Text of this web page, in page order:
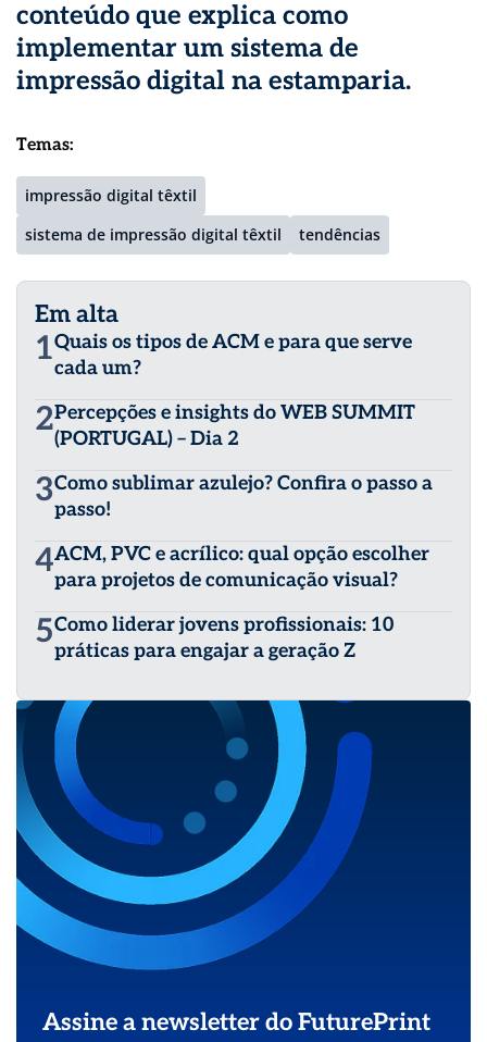
conteúdo que explica como
implementar um sistema de
impressão digital na estamparia.
Temas:
impressão digital têxtil
sistema de impressão digital têxtil
tendências
Em alta
1Quais os tipos de ACM e para que serve
cada um?
2Percepções e insights do WEB SUMMIT
(PORTUGAL) – Dia 2
3Como sublimar azulejo? Confira o passo a
passo!
4ACM, PVC e acrílico: qual opção escolher
para projetos de comunicação visual?
5Como liderar jovens profissionais: 10
práticas para engajar a geração Z
Assine a newsletter do FuturePrint